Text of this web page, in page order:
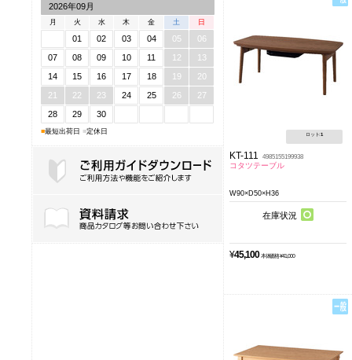
2026年09月
月 火 水 木 金 土 日
01 02 03 04 05
06
07
08 09 10 11 12
13
14
15 16 17 18 19
20
21
22 23 24 25 26
27
28
29 30
■最短出荷日 ■定休日 ロット:1
KT-111 4985155199938
コタツテーブル
W90×D50×H36
在庫状況
¥45,100 本体価格 ¥41,000